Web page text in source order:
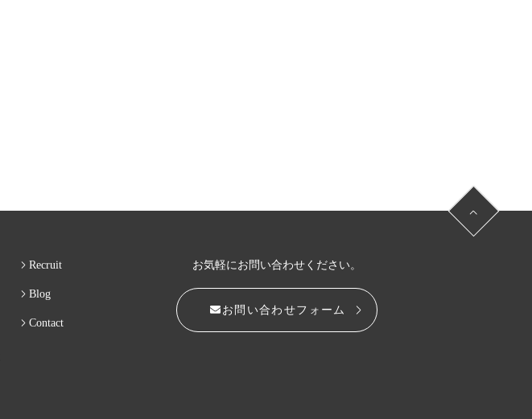
Recruit
Blog
Contact
お気軽にお問い合わせください。
お問い合わせフォーム